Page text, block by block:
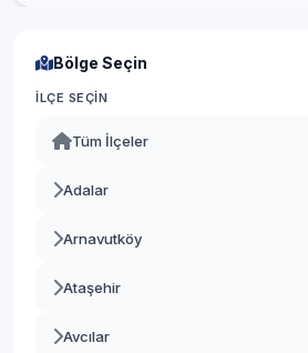
Bölge Seçin
İLÇE SEÇIN
Tüm İlçeler
Adalar
Arnavutköy
Ataşehir
Avcılar